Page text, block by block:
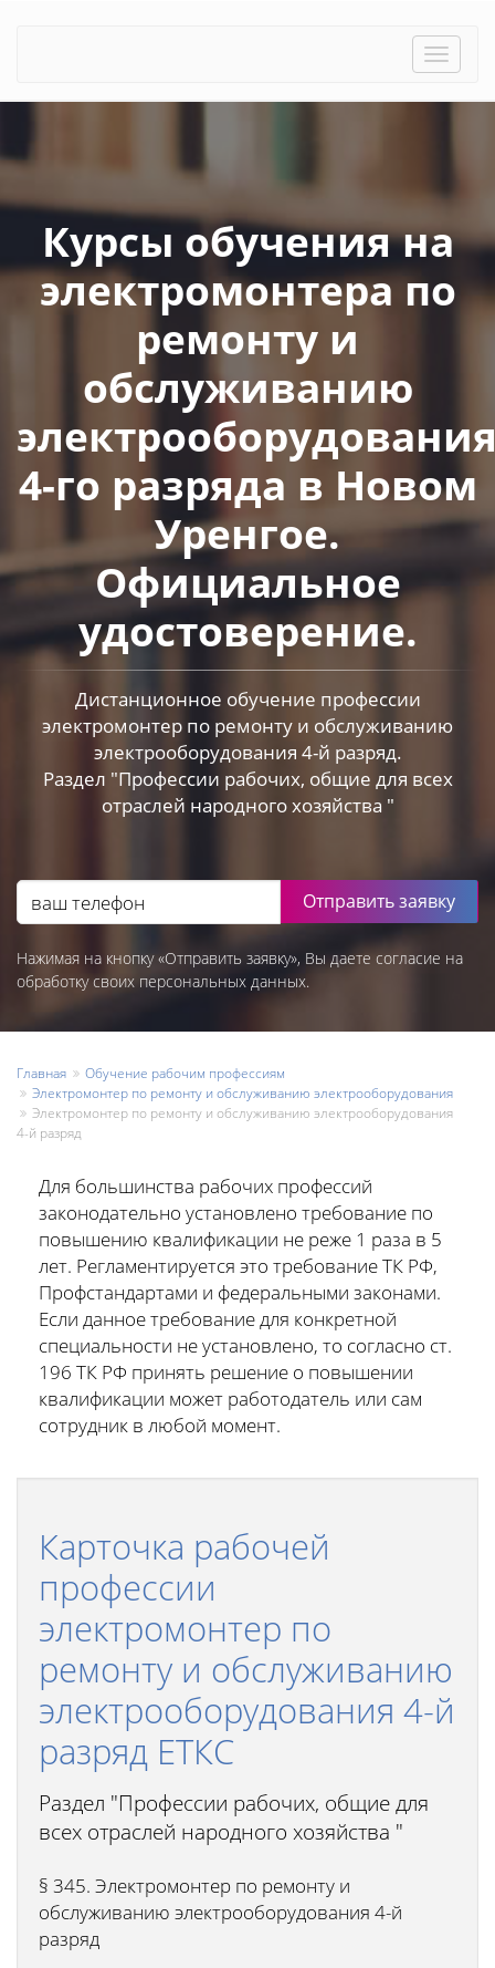
Toggle
Курсы обучения на
электромонтера по
ремонту и
обслуживанию
4-го разряда в Новом
Уренгое.
Официальное
удостоверение.
Дистанционное обучение профессии
электромонтер по ремонту и обслуживанию
электрооборудования 4-й разряд.
Раздел "Профессии рабочих, общие для всех
отраслей народного хозяйства "
Отправить заявку
Нажимая на кнопку «Отправить заявку», Вы даете согласие на
обработку своих персональных данных.
Главная
Обучение рабочим профессиям
Электромонтер по ремонту и обслуживанию электрооборудования
Электромонтер по ремонту и обслуживанию электрооборудования
4-й разряд
Для большинства рабочих профессий
законодательно установлено требование по
повышению квалификации не реже 1 раза в 5
лет. Регламентируется это требование ТК РФ,
Профстандартами и федеральными законами.
Если данное требование для конкретной
специальности не установлено, то согласно ст.
196 ТК РФ принять решение о повышении
квалификации может работодатель или сам
сотрудник в любой момент.
Карточка рабочей
профессии
электромонтер по
ремонту и обслуживанию
электрооборудования 4-й
разряд ЕТКС
Раздел "Профессии рабочих, общие для
всех отраслей народного хозяйства "
§ 345. Электромонтер по ремонту и
обслуживанию электрооборудования 4-й
разряд